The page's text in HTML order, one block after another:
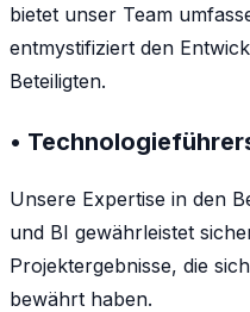
bietet unser Team
entmystifiziert den
Beteiligten.
•
Unsere Expertise in den
und BI gewährleistet
Projektergebnisse, die
bewährt haben.